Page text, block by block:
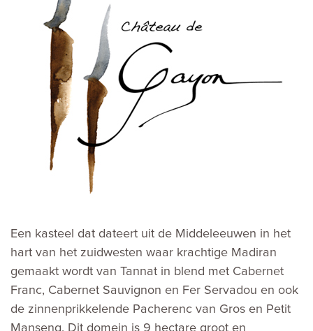
Een kasteel dat dateert uit de Middeleeuwen in het
hart van het zuidwesten waar krachtige Madiran
gemaakt wordt van Tannat in blend met Cabernet
Franc, Cabernet Sauvignon en Fer Servadou en ook
de zinnenprikkelende Pacherenc van Gros en Petit
Manseng. Dit domein is 9 hectare groot en